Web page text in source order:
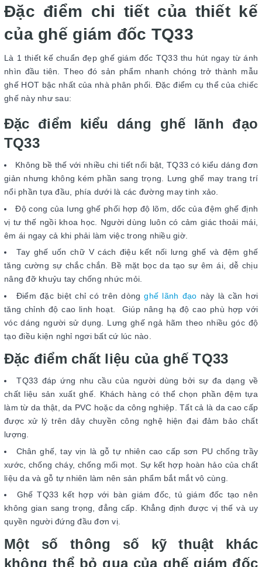
Đặc điểm chi tiết của thiết kế
của ghế giám đốc TQ33
Là 1 thiết kế chuẩn đẹp ghế giám đốc TQ33 thu hút ngay từ ánh
nhìn đầu tiên. Theo đó sản phẩm nhanh chóng trở thành mẫu
ghế HOT bậc nhất của nhà phân phối. Đặc điểm cụ thể của chiếc
ghế này như sau:
Đặc điểm kiểu dáng ghế lãnh đạo
TQ33
Không bề thế với nhiều chi tiết nổi bật, TQ33 có kiểu dáng đơn
giản nhưng không kém phần sang trọng. Lưng ghế may trang trí
nổi phần tựa đầu, phía dưới là các đường may tinh xảo.
Độ cong của lưng ghế phối hợp độ lõm, dốc của đệm ghế định
vị tư thế ngồi khoa học. Người dùng luôn có cảm giác thoải mái,
êm ái ngay cả khi phải làm việc trong nhiều giờ.
Tay ghế uốn chữ V cách điệu kết nối lưng ghế và đệm ghế
tăng cường sự chắc chắn. Bề mặt bọc da tạo sự êm ái, dễ chịu
nâng đỡ khuỷu tay chống nhức mỏi.
Điểm đặc biệt chỉ có trên dòngghế lãnh đạo này là cần hơi
tăng chỉnh độ cao linh hoạt. Giúp nâng hạ độ cao phù hợp với
vóc dáng người sử dụng. Lưng ghế ngả hãm theo nhiều góc độ
tạo điều kiện nghỉ ngơi bất cứ lúc nào.
Đặc điểm chất liệu của ghế TQ33
TQ33 đáp ứng nhu cầu của người dùng bởi sự đa dạng về
chất liệu sản xuất ghế. Khách hàng có thể chọn phần đệm tựa
làm từ da thật, da PVC hoặc da công nghiệp. Tất cả là da cao cấp
được xử lý trên dây chuyền công nghệ hiện đại đảm bảo chất
lượng.
Chân ghế, tay vịn là gỗ tự nhiên cao cấp sơn PU chống trầy
xước, chống cháy, chống mối mọt. Sự kết hợp hoàn hảo của chất
liệu da và gỗ tự nhiên làm nên sản phẩm bắt mắt vô cùng.
Ghế TQ33 kết hợp với bàn giám đốc, tủ giám đốc tạo nên
không gian sang trọng, đẳng cấp. Khẳng định được vị thế và uy
quyền người đứng đầu đơn vị.
Một số thông số kỹ thuật khác
không thể bỏ qua của ghế giám đốc